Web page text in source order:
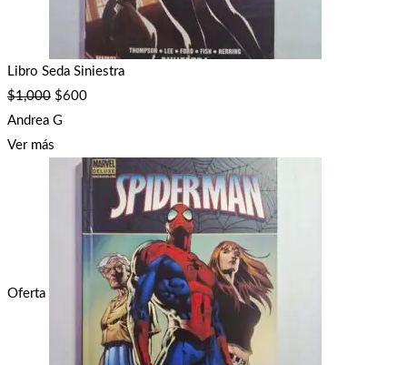
Libro Seda Siniestra
$1,000 $600
Andrea G
Ver más
Oferta